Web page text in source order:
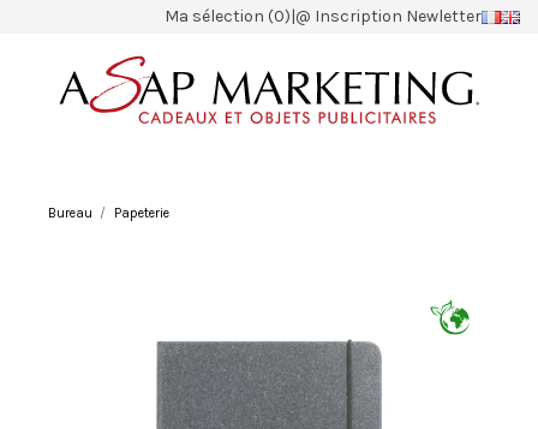
Ma sélection (0)|@ Inscription Newletter
Bureau Papeterie